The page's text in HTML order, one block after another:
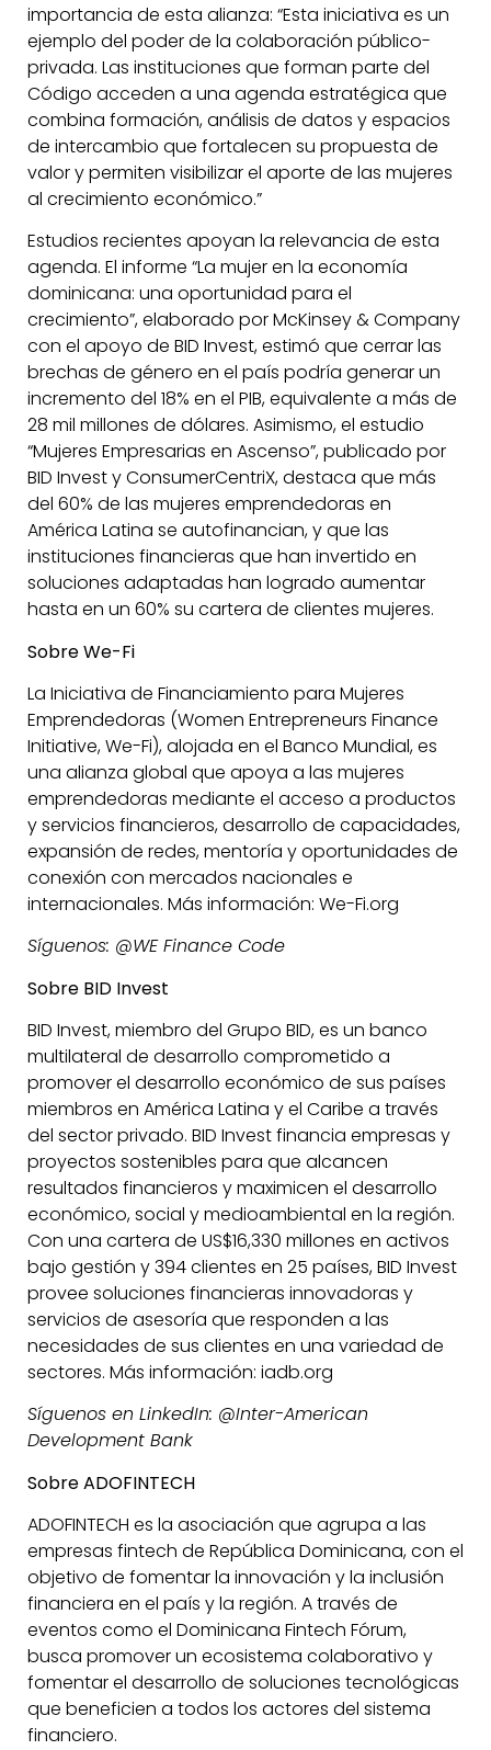
importancia de esta alianza: “Esta iniciativa es un
ejemplo del poder de la colaboración público-
privada. Las instituciones que forman parte del
Código acceden a una agenda estratégica que
combina formación, análisis de datos y espacios
de intercambio que fortalecen su propuesta de
valor y permiten visibilizar el aporte de las mujeres
al crecimiento económico.”
Estudios recientes apoyan la relevancia de esta
agenda. El informe “La mujer en la economía
dominicana: una oportunidad para el
crecimiento”, elaborado por McKinsey & Company
con el apoyo de BID Invest, estimó que cerrar las
brechas de género en el país podría generar un
incremento del 18% en el PIB, equivalente a más de
28 mil millones de dólares. Asimismo, el estudio
“Mujeres Empresarias en Ascenso”, publicado por
BID Invest y ConsumerCentriX, destaca que más
del 60% de las mujeres emprendedoras en
América Latina se autofinancian, y que las
instituciones financieras que han invertido en
soluciones adaptadas han logrado aumentar
hasta en un 60% su cartera de clientes mujeres.
Sobre We-Fi
La Iniciativa de Financiamiento para Mujeres
Emprendedoras (Women Entrepreneurs Finance
Initiative, We-Fi), alojada en el Banco Mundial, es
una alianza global que apoya a las mujeres
emprendedoras mediante el acceso a productos
y servicios financieros, desarrollo de capacidades,
expansión de redes, mentoría y oportunidades de
conexión con mercados nacionales e
internacionales. Más información: We-Fi.org
Síguenos: @WE Finance Code
Sobre BID Invest
BID Invest, miembro del Grupo BID, es un banco
multilateral de desarrollo comprometido a
promover el desarrollo económico de sus países
miembros en América Latina y el Caribe a través
del sector privado. BID Invest financia empresas y
proyectos sostenibles para que alcancen
resultados financieros y maximicen el desarrollo
económico, social y medioambiental en la región.
Con una cartera de US$16,330 millones en activos
bajo gestión y 394 clientes en 25 países, BID Invest
provee soluciones financieras innovadoras y
servicios de asesoría que responden a las
necesidades de sus clientes en una variedad de
sectores. Más información: iadb.org
Síguenos en LinkedIn: @Inter-American
Development Bank
Sobre ADOFINTECH
ADOFINTECH es la asociación que agrupa a las
empresas fintech de República Dominicana, con el
objetivo de fomentar la innovación y la inclusión
financiera en el país y la región. A través de
eventos como el Dominicana Fintech Fórum,
busca promover un ecosistema colaborativo y
fomentar el desarrollo de soluciones tecnológicas
que beneficien a todos los actores del sistema
financiero.